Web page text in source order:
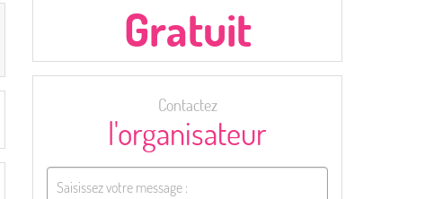
Gratuit
Contactez
l'organisateur